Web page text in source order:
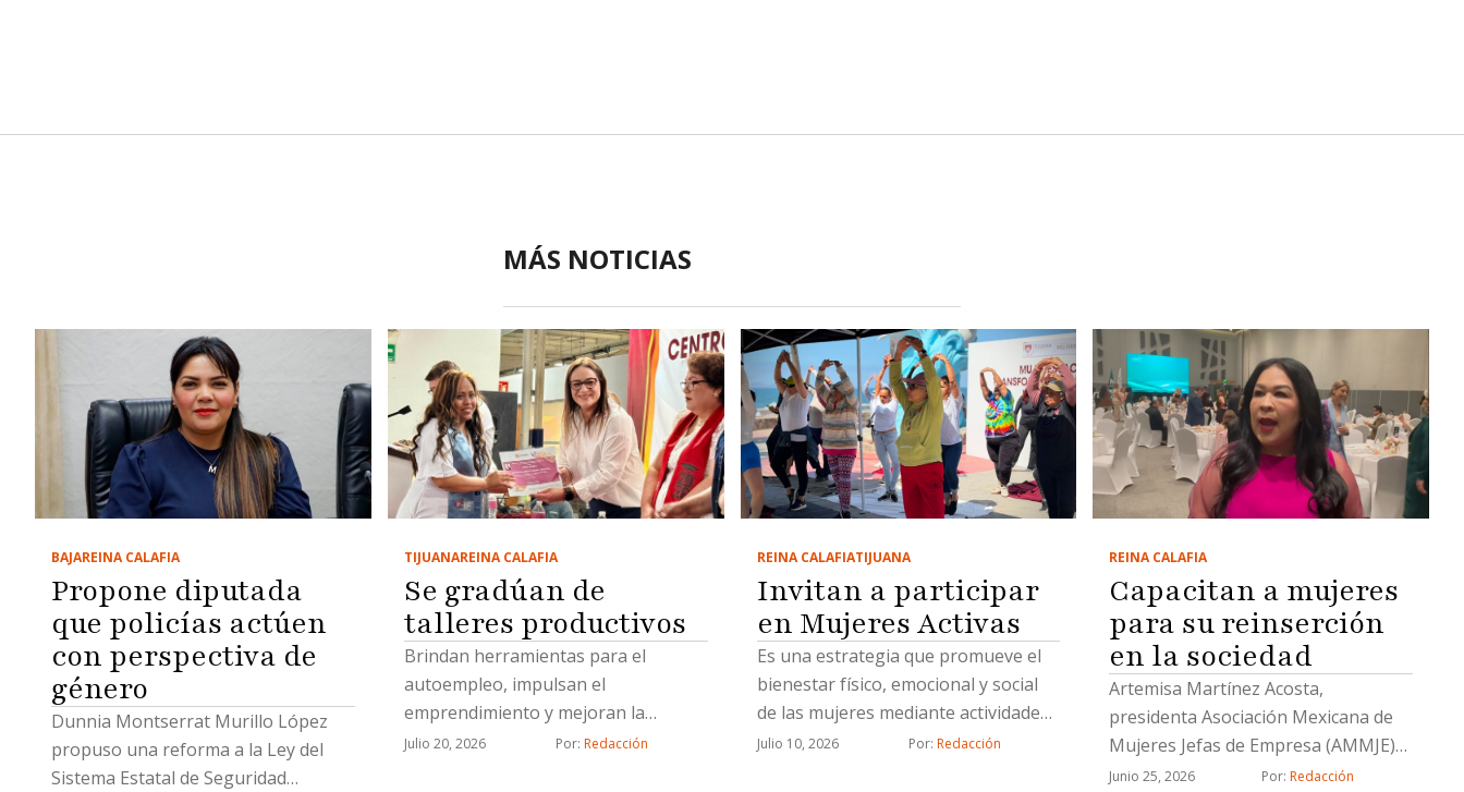
MÁS NOTICIAS
BAJAREINA CALAFIA
Propone diputada
que policías actúen
con perspectiva de
género
Dunnia Montserrat Murillo López
propuso una reforma a la Ley del
Sistema Estatal de Seguridad
TIJUANAREINA CALAFIA
Se gradúan de
talleres productivos
Brindan herramientas para el
autoempleo, impulsan el
emprendimiento y mejoran la
economía de los hogares
Julio 20, 2026 Por: Redacción
REINA CALAFIATIJUANA
Invitan a participar
en Mujeres Activas
Es una estrategia que promueve el
bienestar físico, emocional y social
de las mujeres mediante actividades
gratuitas
Julio 10, 2026 Por: Redacción
REINA CALAFIA
Capacitan a mujeres
para su reinserción
en la sociedad
Artemisa Martínez Acosta,
presidenta Asociación Mexicana de
Mujeres Jefas de Empresa (AMMJE)
en Tijuana, informó que egresará la
Junio 25, 2026 Por: Redacción